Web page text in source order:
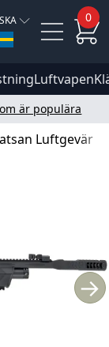
0
Luftvapen
är populära
Luftgevär
→